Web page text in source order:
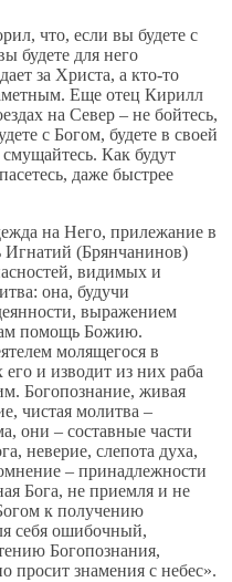
что, если вы будете с
будете для него
за Христа, а кто-то
Еще отец Кирилл
на Север – не бойтесь,
с Богом, будете в своей
Как будут
даже быстрее
на Него, прилежание в
Игнатий (Брянчанинов)
видимых и
она, будучи
выражением
помощь Божию.
молящегося в
его и изводит из них раба
Богопознание, живая
чистая молитва –
они – составные части
неверие, слепота духа,
– принадлежности
Бога, не приемля и не
к получению
себя ошибочный,
Богопознания,
просит знамения с небес».